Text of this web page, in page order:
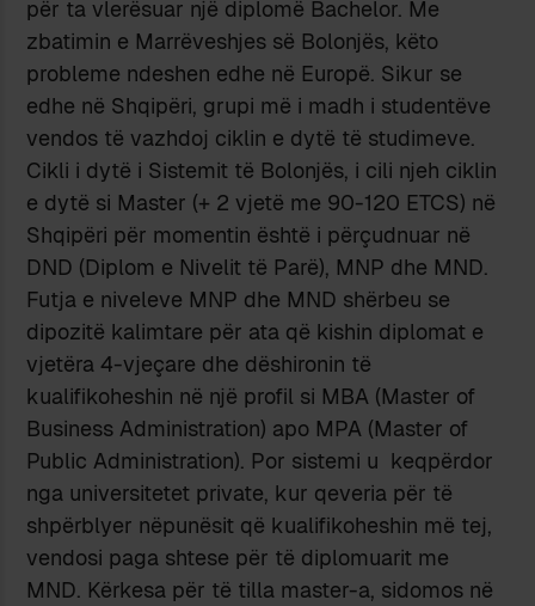
për ta vlerësuar një diplomë Bachelor. Me
zbatimin e Marrëveshjes së Bolonjës, këto
probleme ndeshen edhe në Europë. Sikur se
edhe në Shqipëri, grupi më i madh i studentëve
vendos të vazhdoj ciklin e dytë të studimeve.
Cikli i dytë i Sistemit të Bolonjës, i cili njeh ciklin
e dytë si Master (+ 2 vjetë me 90-120 ETCS) në
Shqipëri për momentin është i përçudnuar në
DND (Diplom e Nivelit të Parë), MNP dhe MND.
Futja e niveleve MNP dhe MND shërbeu se
dipozitë kalimtare për ata që kishin diplomat e
vjetëra 4-vjeçare dhe dëshironin të
kualifikoheshin në një profil si MBA (Master of
Business Administration) apo MPA (Master of
Public Administration). Por sistemi u keqpërdor
nga universitetet private, kur qeveria për të
shpërblyer nëpunësit që kualifikoheshin më tej,
vendosi paga shtese për të diplomuarit me
MND. Kërkesa për të tilla master-a, sidomos në